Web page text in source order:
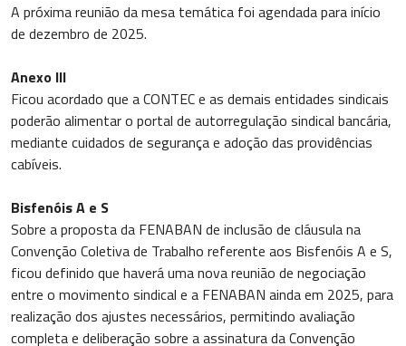
A próxima reunião da mesa temática foi agendada para início
de dezembro de 2025.
Anexo III
Ficou acordado que a CONTEC e as demais entidades sindicais
poderão alimentar o portal de autorregulação sindical bancária,
mediante cuidados de segurança e adoção das providências
cabíveis.
Bisfenóis A e S
Sobre a proposta da FENABAN de inclusão de cláusula na
Convenção Coletiva de Trabalho referente aos Bisfenóis A e S,
ficou definido que haverá uma nova reunião de negociação
entre o movimento sindical e a FENABAN ainda em 2025, para
realização dos ajustes necessários, permitindo avaliação
completa e deliberação sobre a assinatura da Convenção